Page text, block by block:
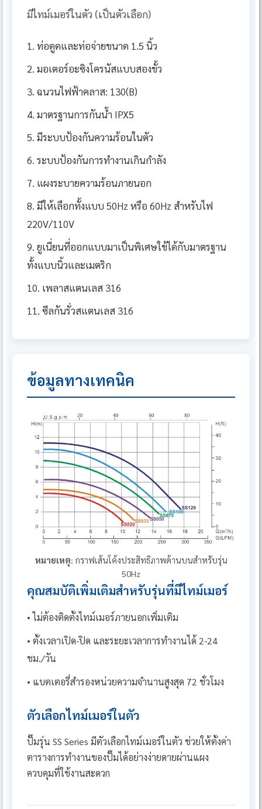
มีไทม์เมอร์ในตัว (เป็นตัวเลือก)
1. ท่อดูดและท่อจ่ายขนาด 1.5 นิ้ว
2. มอเตอร์อะซิงโครนัสแบบสองขั้ว
3. ฉนวนไฟฟ้าคลาส: 130(B)
4. มาตรฐานการกันน้ำ IPX5
5. มีระบบป้องกันความร้อนในตัว
6. ระบบป้องกันการทำงานเกินกำลัง
7. แผงระบายความร้อนภายนอก
8. มีให้เลือกทั้งแบบ 50Hz หรือ 60Hz สำหรับไฟ
220V/110V
9. ยูเนี่ยนที่ออกแบบมาเป็นพิเศษใช้ได้กับมาตรฐาน
ทั้งแบบนิ้วและเมตริก
10. เพลาสแตนเลส 316
11. ซีลกันรั่วสแตนเลส 316
ข้อมูลทางเทคนิค
หมายเหตุ: กราฟเส้นโค้งประสิทธิภาพด้านบนสำหรับรุ่น
50Hz
คุณสมบัติเพิ่มเติมสำหรับรุ่นที่มีไทม์เมอร์
• ไม่ต้องติดตั้งไทม์เมอร์ภายนอกเพิ่มเติม
• ตั้งเวลาเปิด-ปิด และระยะเวลาการทำงานได้ 2-24
ชม./วัน
• แบตเตอรี่สำรองหน่วยความจำนานสูงสุด 72 ชั่วโมง
ตัวเลือกไทม์เมอร์ในตัว
ปั๊มรุ่น SS Series มีตัวเลือกไทม์เมอร์ในตัว ช่วยให้ตั้งค่า
ตารางการทำงานของปั๊มได้อย่างง่ายดายผ่านแผง
ควบคุมที่ใช้งานสะดวก